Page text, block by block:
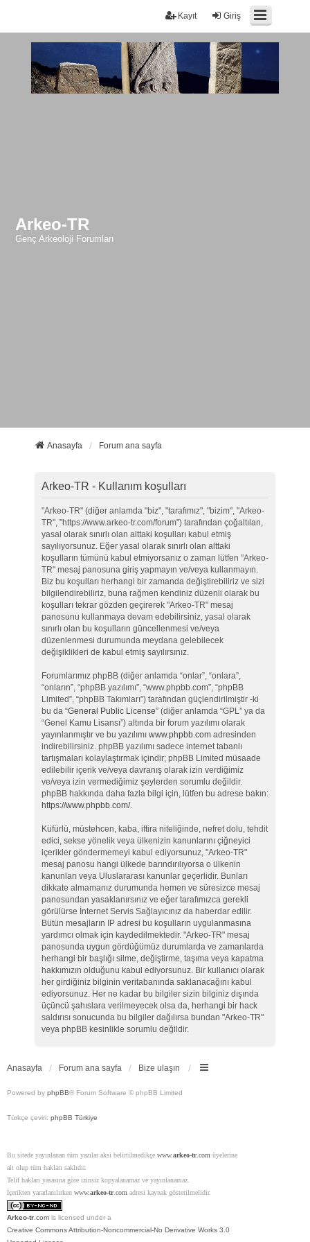
Giriş
Kayıt
Arkeo-TR
Genç Arkeoloji Forumları
Anasayfa Forum ana sayfa
Arkeo-TR - Kullanım koşulları
"Arkeo-TR" (diğer anlamda "biz", "tarafımız", "bizim", "Arkeo-
TR", "https://www.arkeo-tr.com/forum") tarafından çoğaltılan,
yasal olarak sınırlı olan alttaki koşulları kabul etmiş
sayılıyorsunuz. Eğer yasal olarak sınırlı olan alttaki
koşulların tümünü kabul etmiyorsanız o zaman lütfen "Arkeo-
TR" mesaj panosuna giriş yapmayın ve/veya kullanmayın.
Biz bu koşulları herhangi bir zamanda değiştirebiliriz ve sizi
bilgilendirebiliriz, buna rağmen kendiniz düzenli olarak bu
koşulları tekrar gözden geçirerek "Arkeo-TR" mesaj
panosunu kullanmaya devam edebilirsiniz, yasal olarak
sınırlı olan bu koşulların güncellenmesi ve/veya
düzenlenmesi durumunda meydana gelebilecek
değişiklikleri de kabul etmiş sayılırsınız.
Forumlarımız phpBB (diğer anlamda “onlar”, “onlara”,
“onların”, “phpBB yazılımı”, “www.phpbb.com”, “phpBB
Limited”, “phpBB Takımları”) tarafından güçlendirilmiştir -ki
bu da “General Public License” (diğer anlamda “GPL” ya da
“Genel Kamu Lisansı”) altında bir forum yazılımı olarak
yayınlanmıştır ve bu yazılımı www.phpbb.comadresinden
indirebilirsiniz. phpBB yazılımı sadece internet tabanlı
tartışmaları kolaylaştırmak içindir; phpBB Limited müsaade
edilebilir içerik ve/veya davranış olarak izin verdiğimiz
ve/veya izin vermediğimiz şeylerden sorumlu değildir.
phpBB hakkında daha fazla bilgi için, lütfen bu adrese bakın:
https://www.phpbb.com/.
Küfürlü, müstehcen, kaba, iftira niteliğinde, nefret dolu, tehdit
edici, sekse yönelik veya ülkenizin kanunlarını çiğneyici
içerikler göndermemeyi kabul ediyorsunuz, "Arkeo-TR"
mesaj panosu hangi ülkede barındırılıyorsa o ülkenin
kanunları veya Uluslararası kanunlar geçerlidir. Bunları
dikkate almamanız durumunda hemen ve süresizce mesaj
panosundan yasaklanırsınız ve eğer tarafımızca gerekli
görülürse İnternet Servis Sağlayıcınız da haberdar edilir.
Bütün mesajların IP adresi bu koşulların uygulanmasına
yardımcı olmak için kaydedilmektedir. "Arkeo-TR" mesaj
panosunda uygun gördüğümüz durumlarda ve zamanlarda
herhangi bir başlığı silme, değiştirme, taşıma veya kapatma
hakkımızın olduğunu kabul ediyorsunuz. Bir kullanıcı olarak
her girdiğiniz bilginin veritabanında saklanacağını kabul
ediyorsunuz. Her ne kadar bu bilgiler sizin bilginiz dışında
üçüncü şahıslara verilmeyecek olsa da, herhangi bir hack
saldırısı sonucunda bu bilgiler dağılırsa bundan "Arkeo-TR"
veya phpBB kesinlikle sorumlu değildir.
Anasayfa Forum ana sayfa Bize ulaşın
Powered by phpBB® Forum Software © phpBB Limited
Türkçe çeviri: phpBB Türkiye
Bu sitede yayınlanan tüm yazılar aksi belirtilmedikçe www.arkeo-tr.com üyelerine
ait olup tüm hakları saklıdır.
Telif hakları yasasına göre izinsiz kopyalanamaz ve yayınlanamaz.
İçerikten yararlanılırken www.arkeo-tr.com adresi kaynak gösterilmelidir.
Arkeo-tr .com is licensed under a
Creative Commons Attribution-Noncommercial-No Derivative Works 3.0